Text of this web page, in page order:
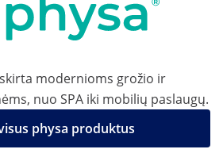
modernioms grožio ir
nuo SPA iki mobilių paslaugų.
physa produktus